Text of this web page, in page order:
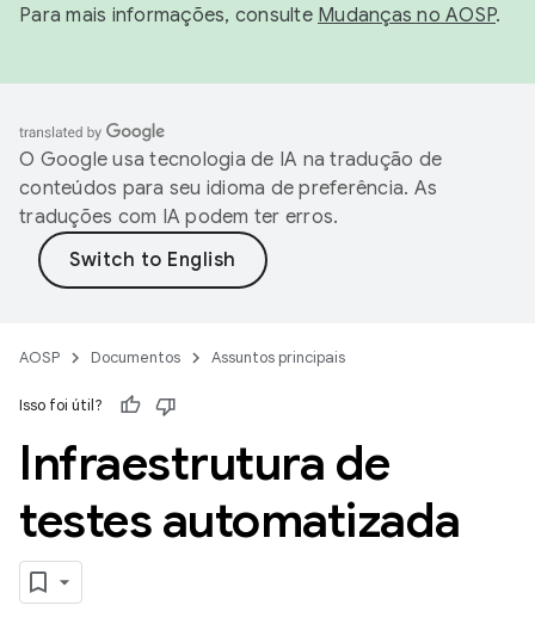
Para mais informações, consulte Mudanças no AOSP.
O Google usa tecnologia de IA na tradução de
conteúdos para seu idioma de preferência. As
traduções com IA podem ter erros.
AOSP Documentos Assuntos principais
Isso foi útil?
Infraestrutura de
testes automatizada